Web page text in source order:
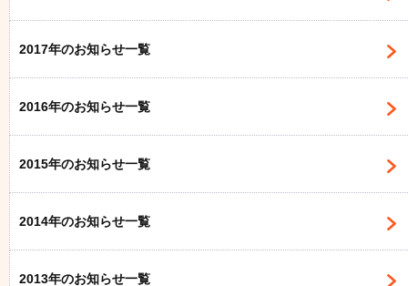
2017年のお知らせ一覧
2016年のお知らせ一覧
2015年のお知らせ一覧
2014年のお知らせ一覧
2013年のお知らせ一覧